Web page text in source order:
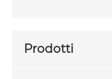
Prodotti